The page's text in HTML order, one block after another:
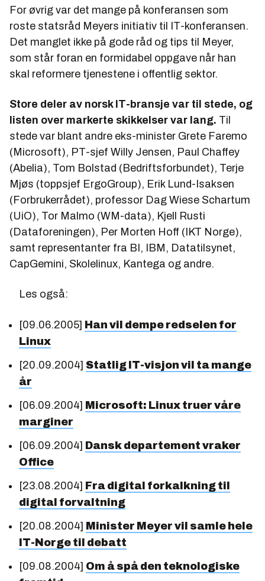
For øvrig var det mange på konferansen som
roste statsråd Meyers initiativ til IT-konferansen.
Det manglet ikke på gode råd og tips til Meyer,
som står foran en formidabel oppgave når han
skal reformere tjenestene i offentlig sektor.
Store deler av norsk IT-bransje var til stede, og
listen over markerte skikkelser var lang. Til
stede var blant andre eks-minister Grete Faremo
(Microsoft), PT-sjef Willy Jensen, Paul Chaffey
(Abelia), Tom Bolstad (Bedriftsforbundet), Terje
Mjøs (toppsjef ErgoGroup), Erik Lund-Isaksen
(Forbrukerrådet), professor Dag Wiese Schartum
(UiO), Tor Malmo (WM-data), Kjell Rusti
(Dataforeningen), Per Morten Hoff (IKT Norge),
samt representanter fra BI, IBM, Datatilsynet,
CapGemini, Skolelinux, Kantega og andre.
Les også:
[09.06.2005] Han vil dempe redselen for
Linux
[20.09.2004] Statlig IT-visjon vil ta mange
år
[06.09.2004] Microsoft: Linux truer våre
marginer
[06.09.2004] Dansk departement vraker
Office
[23.08.2004] Fra digital forkalkning til
digital forvaltning
[20.08.2004] Minister Meyer vil samle hele
IT-Norge til debatt
[09.08.2004] Om å spå den teknologiske